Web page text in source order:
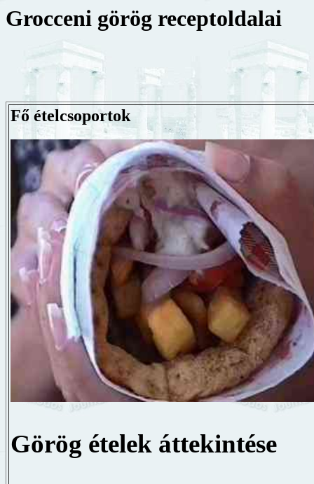
Grocceni görög receptoldalai
Fő ételcsoportok
Görög ételek áttekintése